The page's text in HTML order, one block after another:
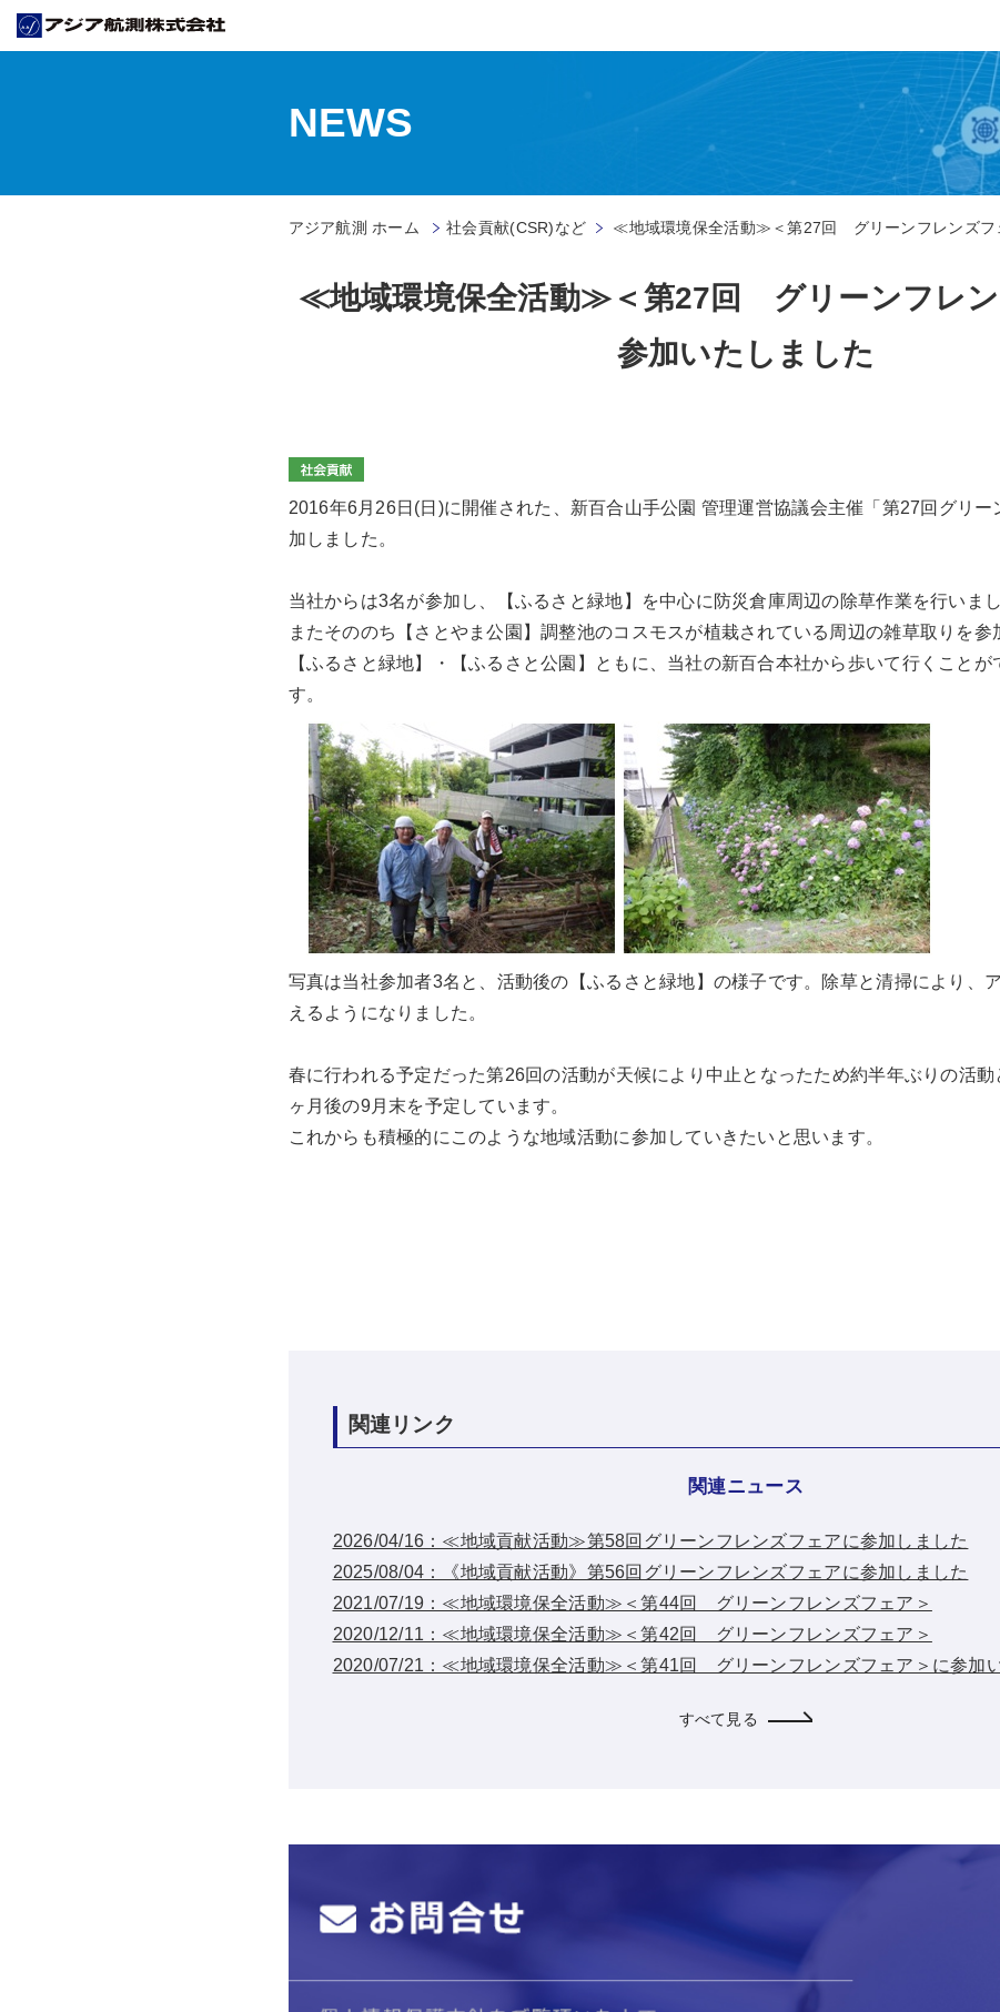
NEWS
アジア航測 ホーム 社会貢献(CSR)など ≪地域環境保全活動≫＜第27回 グリーンフレンズフ
≪地域環境保全活動≫＜第27回 グリーンフレン
参加いたしました
2016年6月26日(日)に開催された、新百合山手公園 管理運営協議会主催「第27回グリー
加しました。
当社からは3名が参加し、【ふるさと緑地】を中心に防災倉庫周辺の除草作業を行いまし
またそののち【さとやま公園】調整池のコスモスが植栽されている周辺の雑草取りを参
【ふるさと緑地】・【ふるさと公園】ともに、当社の新百合本社から歩いて行くこと
す。
写真は当社参加者3名と、活動後の【ふるさと緑地】の様子です。除草と清掃により、
えるようになりました。
春に行われる予定だった第26回の活動が天候により中止となったため約半年ぶりの活
ヶ月後の9月末を予定しています。
これからも積極的にこのような地域活動に参加していきたいと思います。
関連リンク
関連ニュース
2026/04/16：≪地域貢献活動≫第58回グリーンフレンズフェアに参加しました
2025/08/04：《地域貢献活動》第56回グリーンフレンズフェアに参加しました
2021/07/19：≪地域環境保全活動≫＜第44回 グリーンフレンズフェア＞
2020/12/11：≪地域環境保全活動≫＜第42回 グリーンフレンズフェア＞
2020/07/21：≪地域環境保全活動≫＜第41回 グリーンフレンズフェア＞に参加
すべて見る